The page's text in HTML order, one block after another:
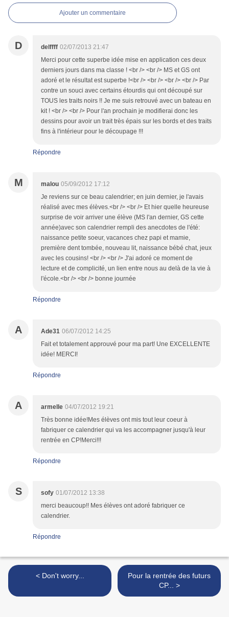
Ajouter un commentaire
D delffff 02/07/2013 21:47
Merci pour cette superbe idée mise en application ces deux
derniers jours dans ma classe ! <br /> <br /> MS et GS ont
adoré et le résultat est superbe !<br /> <br /> <br /> <br /> Par
contre un souci avec certains étourdis qui ont découpé sur
TOUS les traits noirs !! Je me suis retrouvé avec un bateau en
kit ! <br /> <br /> Pour l'an prochain je modifierai donc les
dessins pour avoir un trait très épais sur les bords et des traits
fins à l'intérieur pour le découpage !!!
Répondre
M malou 05/09/2012 17:12
Je reviens sur ce beau calendrier; en juin dernier, je l'avais
réalisé avec mes élèves.<br /> <br /> Et hier quelle heureuse
surprise de voir arriver une élève (MS l'an dernier, GS cette
année)avec son calendrier rempli des anecdotes de l'été:
naissance petite soeur, vacances chez papi et mamie,
première dent tombée, nouveau lit, naissance bébé chat, jeux
avec les cousins! <br /> <br /> J'ai adoré ce moment de
lecture et de complicité, un lien entre nous au delà de la vie à
l'école.<br /> <br /> bonne journée
Répondre
A Ade31 06/07/2012 14:25
Fait et totalement approuvé pour ma part! Une EXCELLENTE
idée! MERCI!
Répondre
A armelle 04/07/2012 19:21
Très bonne idée!Mes élèves ont mis tout leur coeur à
fabriquer ce calendrier qui va les accompagner jusqu'à leur
rentrée en CP!Merci!!!
Répondre
S sofy 01/07/2012 13:38
merci beaucoup!! Mes élèves ont adoré fabriquer ce
calendrier.
Répondre
< Don't worry...
Pour la rentrée des futurs
CP... >